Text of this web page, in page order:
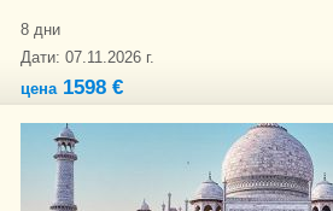
8 дни
Дати: 07.11.2026 г.
цена1598 €